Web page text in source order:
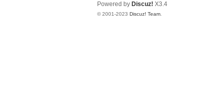
Powered by Discuz! X3.4
© 2001-2023 Discuz! Team